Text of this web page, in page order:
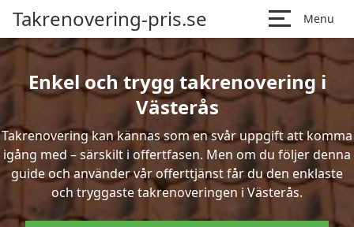
Takrenovering-pris.se Menu
Enkel och trygg takrenovering i
Västerås
Takrenovering kan kännas som en svår uppgift att komma
igång med – särskilt i offertfasen. Men om du följer denna
guide och använder vår offerttjänst får du den enklaste
och tryggaste takrenoveringen i Västerås.